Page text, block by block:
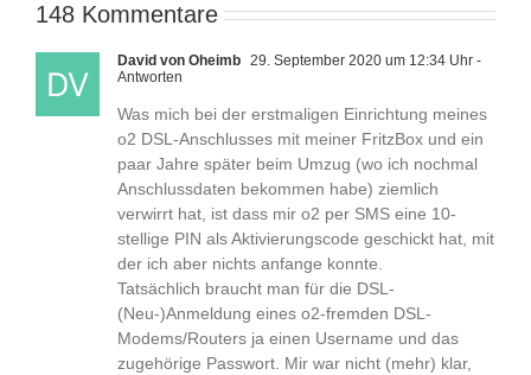
148 Kommentare
David von Oheimb 29. September 2020 um 12:34 Uhr -
Antworten
Was mich bei der erstmaligen Einrichtung meines
o2 DSL-Anschlusses mit meiner FritzBox und ein
paar Jahre später beim Umzug (wo ich nochmal
Anschlussdaten bekommen habe) ziemlich
verwirrt hat, ist dass mir o2 per SMS eine 10-
stellige PIN als Aktivierungscode geschickt hat, mit
der ich aber nichts anfange konnte.
Tatsächlich braucht man für die DSL-
(Neu-)Anmeldung eines o2-fremden DSL-
Modems/Routers ja einen Username und das
zugehörige Passwort. Mir war nicht (mehr) klar,